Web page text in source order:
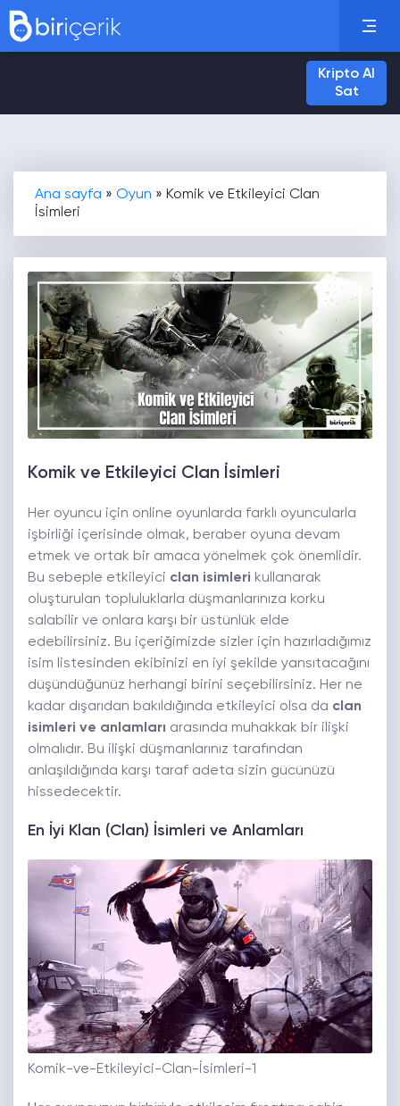
Kripto Al
Sat
Ana sayfa » Oyun » Komik ve Etkileyici Clan
İsimleri
Komik ve Etkileyici Clan İsimleri
Her oyuncu için online oyunlarda farklı oyuncularla
işbirliği içerisinde olmak, beraber oyuna devam
etmek ve ortak bir amaca yönelmek çok önemlidir.
Bu sebeple etkileyici clan isimleri kullanarak
oluşturulan topluluklarla düşmanlarınıza korku
salabilir ve onlara karşı bir üstünlük elde
edebilirsiniz. Bu içeriğimizde sizler için hazırladığımız
isim listesinden ekibinizi en iyi şekilde yansıtacağını
düşündüğünüz herhangi birini seçebilirsiniz. Her ne
kadar dışarıdan bakıldığında etkileyici olsa da clan
isimleri ve anlamları arasında muhakkak bir ilişki
olmalıdır. Bu ilişki düşmanlarınız tarafından
anlaşıldığında karşı taraf adeta sizin gücünüzü
hissedecektir.
En İyi Klan (Clan) İsimleri ve Anlamları
Komik-ve-Etkileyici-Clan-İsimleri-1